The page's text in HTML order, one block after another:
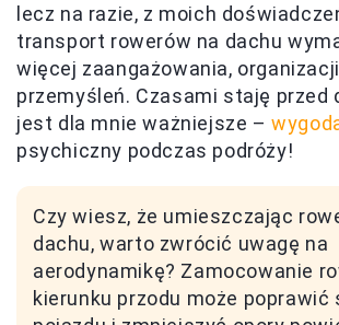
lecz na razie, z moich
transport rowerów na dachu
więcej zaangażowania,
przemyśleń. Czasami staję przed
jest dla mnie ważniejsze –
psychiczny podczas podróży!
Czy wiesz, że umieszczając
dachu, warto zwrócić uwagę na
aerodynamikę? Zamocowanie
kierunku przodu może poprawić